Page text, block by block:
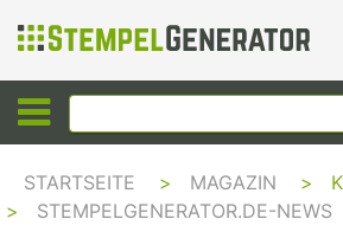
STARTSEITE > MAGAZIN >
>
STEMPELGENERATOR.DE-NEWS